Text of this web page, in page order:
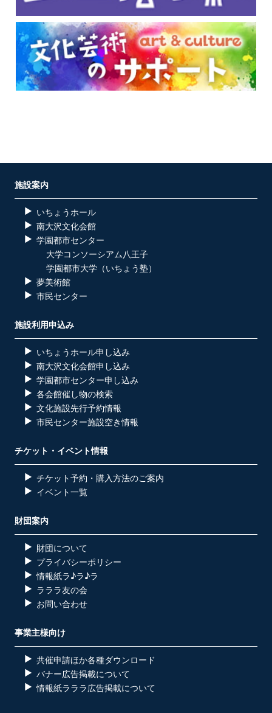
施設案内
いちょうホール
南大沢文化会館
学園都市センター
大学コンソーシアム八王子
学園都市大学（いちょう塾）
夢美術館
市民センター
施設利用申込み
いちょうホール申し込み
南大沢文化会館申し込み
学園都市センター申し込み
各会館催し物の検索
文化施設先行予約情報
市民センター施設空き情報
チケット・イベント情報
チケット予約・購入方法のご案内
イベント一覧
財団案内
財団について
プライバシーポリシー
情報紙ラ♪ラ♪ラ
ラララ友の会
お問い合わせ
事業主様向け
共催申請ほか各種ダウンロード
バナー広告掲載について
情報紙ラララ広告掲載について